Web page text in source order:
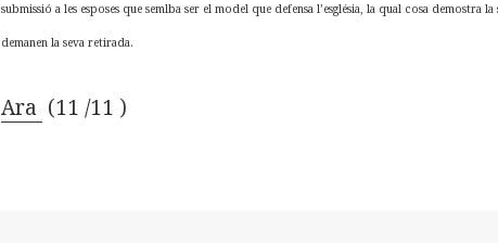
submissió a les esposes que semlba ser el model que defensa l’església, la qual cosa demostra
demanen la seva retirada.
Ara (11 /11 )